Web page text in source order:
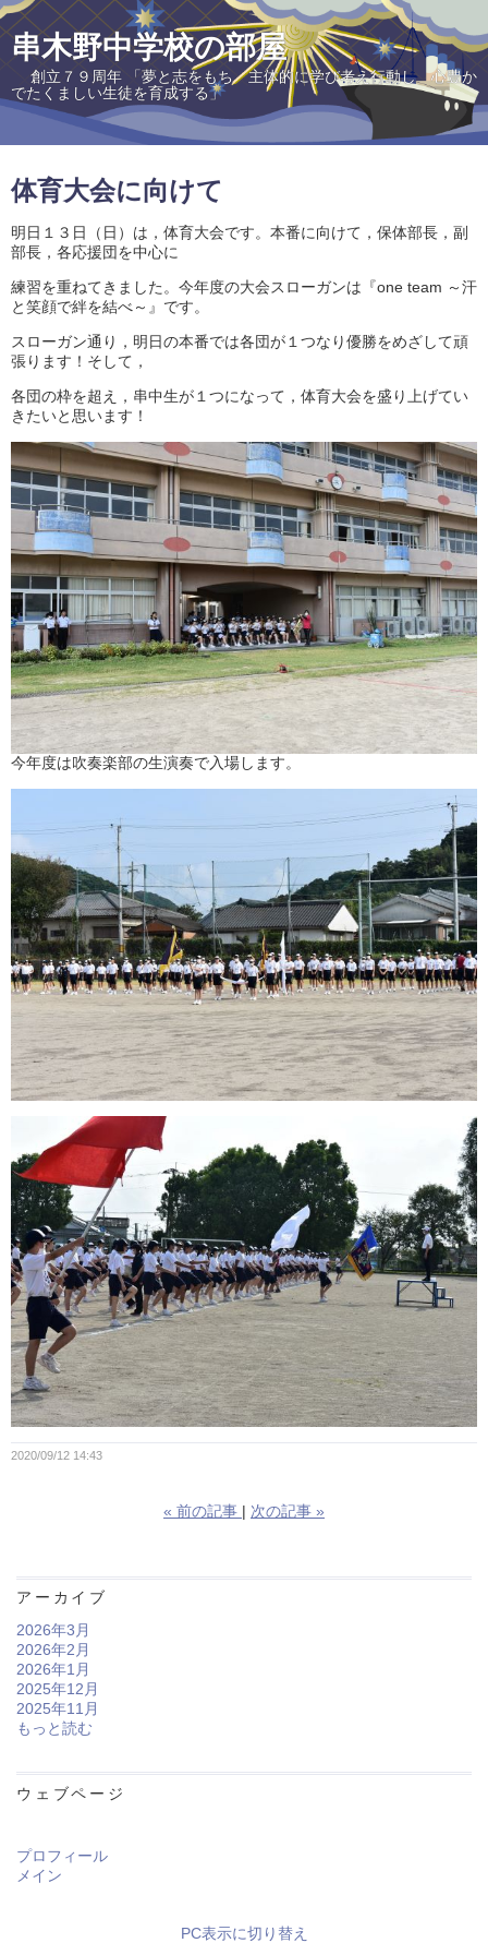
串木野中学校の部屋
創立７９周年 「夢と志をもち 主体的に学び考え行動し 心豊か
でたくましい生徒を育成する」
体育大会に向けて
明日１３日（日）は，体育大会です。本番に向けて，保体部長，副
部長，各応援団を中心に
練習を重ねてきました。今年度の大会スローガンは『one team ～汗
と笑顔で絆を結べ～』です。
スローガン通り，明日の本番では各団が１つなり優勝をめざして頑
張ります！そして，
各団の枠を超え，串中生が１つになって，体育大会を盛り上げてい
きたいと思います！
今年度は吹奏楽部の生演奏で入場します。
2020/09/12 14:43
« 前の記事 次の記事 »
アーカイブ
2026年3月
2026年2月
2026年1月
2025年12月
2025年11月
もっと読む
ウェブページ
プロフィール
メイン
PC表示に切り替え